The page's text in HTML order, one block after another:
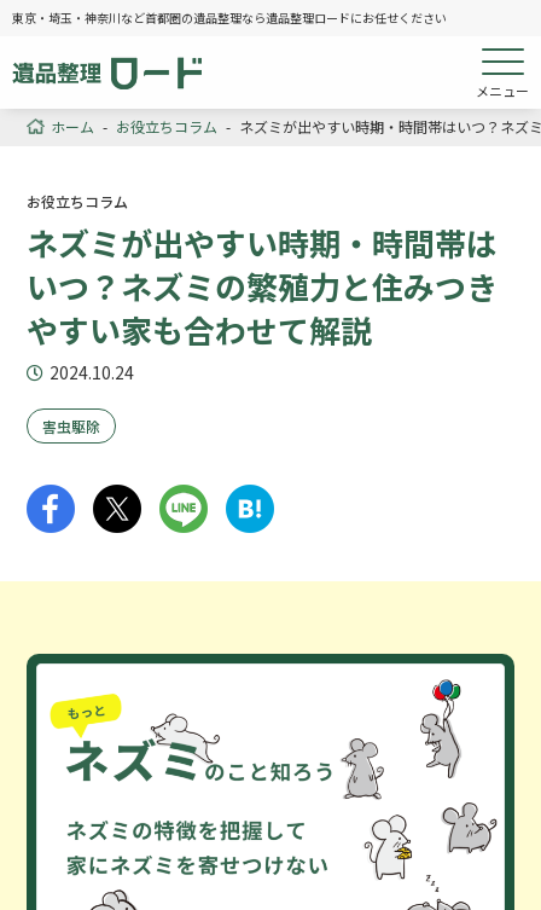
東京・埼玉・神奈川など首都圏の遺品整理なら遺品整理ロードにお任せください
メニュー
ホーム - お役立ちコラム - ネズミが出やすい時期・時間帯はいつ？ネズ
お役立ちコラム
ネズミが出やすい時期・時間帯は
いつ？ネズミの繁殖力と住みつき
やすい家も合わせて解説
2024.10.24
害虫駆除